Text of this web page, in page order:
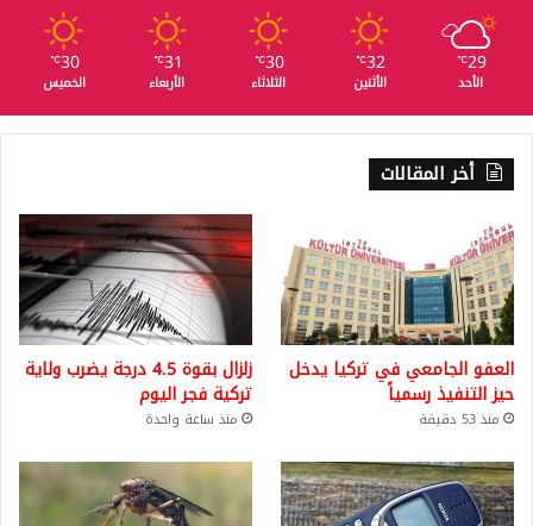
29
℃
الأحد
32
℃
الأثنين
30
℃
الثلاثاء
31
℃
الأربعاء
30
℃
الخميس
أخر المقالات
العفو الجامعي في تركيا يدخل
حيز التنفيذ رسمياً
منذ 53 دقيقة
زلزال بقوة 4.5 درجة يضرب ولاية
تركية فجر اليوم
منذ ساعة واحدة